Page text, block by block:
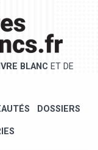
BLANC ET DE
DOSSIERS